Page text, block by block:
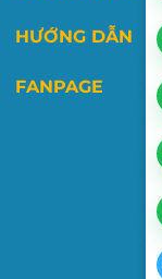
HƯỚNG DẪN
FANPAGE